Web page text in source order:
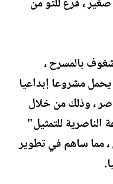
بالمسرح ،
مشروعا إبداعيا
، وذلك من خلال
الناصرية للتمثيل"
، مما ساهم في تطوير